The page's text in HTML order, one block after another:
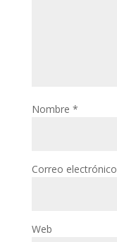
Nombre *
Correo electrónico
Web